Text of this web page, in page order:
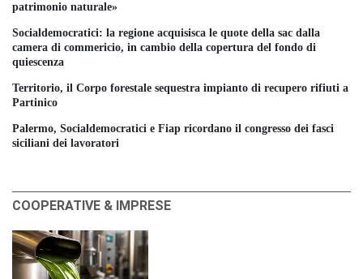
patrimonio naturale»
Socialdemocratici: la regione acquisisca le quote della sac dalla
camera di commericio, in cambio della copertura del fondo di
quiescenza
Territorio, il Corpo forestale sequestra impianto di recupero rifiuti a
Partinico
Palermo, Socialdemocratici e Fiap ricordano il congresso dei fasci
siciliani dei lavoratori
COOPERATIVE & IMPRESE